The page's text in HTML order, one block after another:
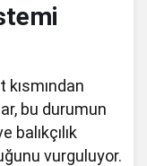
kısmından
bu durumun
balıkçılık
vurguluyor.